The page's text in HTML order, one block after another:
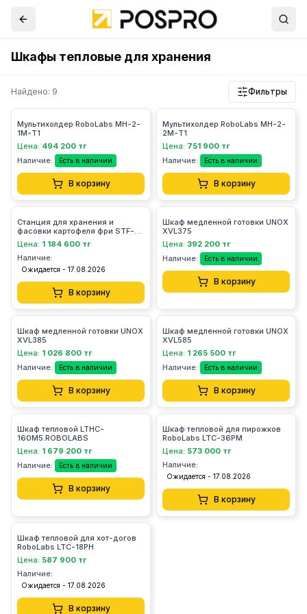
Шкафы тепловые для хранения
Найдено: 9 Фильтры
Мультихолдер RoboLabs МН-2-
1М-T1
Цена: 494 200 тг
Наличие:
Есть в наличии
В корзину
Мультихолдер RoboLabs МН-2-
2М-T1
Цена: 751 900 тг
Наличие:
Есть в наличии
В корзину
Станция для хранения и
фасовки картофеля фри STF-
060 Robolabs
Цена: 1 184 600 тг
Наличие:
Ожидается - 17.08.2026
В корзину
Шкаф медленной готовки UNOX
XVL375
Цена: 392 200 тг
Наличие:
Есть в наличии
В корзину
Шкаф медленной готовки UNOX
XVL385
Цена: 1 026 800 тг
Наличие:
Есть в наличии
В корзину
Шкаф медленной готовки UNOX
XVL585
Цена: 1 265 500 тг
Наличие:
Есть в наличии
В корзину
Шкаф тепловой LTHC-
160М5.ROBOLABS
Цена: 1 679 200 тг
Наличие:
Есть в наличии
В корзину
Шкаф тепловой для пирожков
RoboLabs LTC-36PM
Цена: 573 000 тг
Наличие:
Ожидается - 17.08.2026
В корзину
Шкаф тепловой для хот-догов
RoboLabs LTC-18PH
Цена: 587 900 тг
Наличие:
Ожидается - 17.08.2026
В корзину